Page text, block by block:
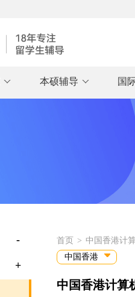
本硕辅导 国
-
+
首页 > 中国香港计
中国香港
中国香港计算